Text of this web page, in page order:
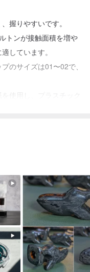
握りやすいです。
トンが接触面積を増や
しています。
のサイズは01〜02で、
使用し、プラスチック
の有名なコーヒーユー
認定された「新北市鶯
の陶磁器製品によって促
きます。この製品は